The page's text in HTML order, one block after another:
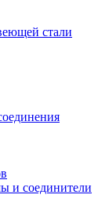
стали
и соединители